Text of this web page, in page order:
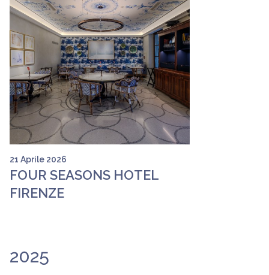
21 Aprile 2026
FOUR SEASONS HOTEL
FIRENZE
2025